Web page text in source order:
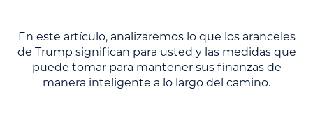
En este artículo, analizaremos lo que los aranceles
de Trump significan para usted y las medidas que
puede tomar para mantener sus finanzas de
manera inteligente a lo largo del camino.